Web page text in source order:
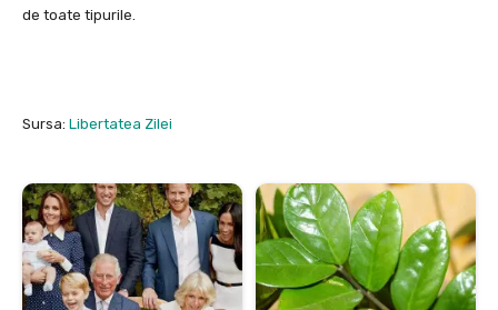
de toate tipurile.
Sursa: Libertatea Zilei